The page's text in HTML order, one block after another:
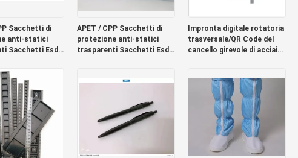
Sacchetti di
anti-statici
Sacchetti Esd
APET / CPP Sacchetti di
protezione anti-statici
trasparenti Sacchetti Esd
Impronta digitale rotatoria
trasversale/QR Code del
cancello girevole di acciaio